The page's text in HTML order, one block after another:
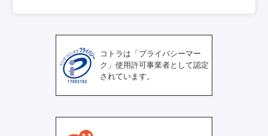
コトラは「プライバシーマー
ク」使用許可事業者として認定
されています。